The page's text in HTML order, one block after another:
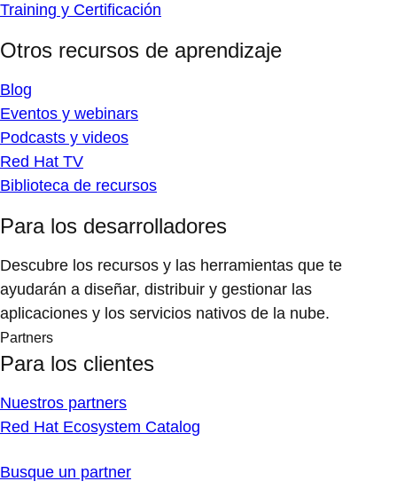
Training y Certificación
Otros recursos de aprendizaje
Blog
Eventos y webinars
Podcasts y videos
Red Hat TV
Biblioteca de recursos
Para los desarrolladores
Descubre los recursos y las herramientas que te
ayudarán a diseñar, distribuir y gestionar las
aplicaciones y los servicios nativos de la nube.
Partners
Para los clientes
Nuestros partners
Red Hat Ecosystem Catalog
Busque un partner